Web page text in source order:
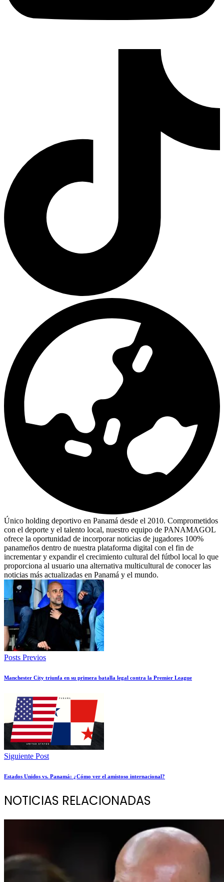
Único holding deportivo en Panamá desde el 2010. Comprometidos
con el deporte y el talento local, nuestro equipo de PANAMAGOL
ofrece la oportunidad de incorporar noticias de jugadores 100%
panameños dentro de nuestra plataforma digital con el fin de
incrementar y expandir el crecimiento cultural del fútbol local lo que
proporciona al usuario una alternativa multicultural de conocer las
noticias más actualizadas en Panamá y el mundo.
Posts Previos
Manchester City triunfa en su primera batalla legal contra la Premier League
Siguiente Post
Estados Unidos vs. Panamá: ¿Cómo ver el amistoso internacional?
NOTICIAS RELACIONADAS